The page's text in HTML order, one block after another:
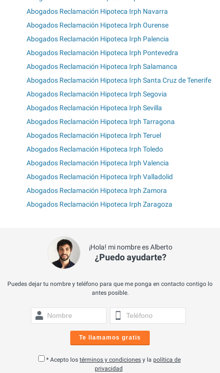
Abogados Reclamación Hipoteca Irph Navarra
Abogados Reclamación Hipoteca Irph Ourense
Abogados Reclamación Hipoteca Irph Palencia
Abogados Reclamación Hipoteca Irph Pontevedra
Abogados Reclamación Hipoteca Irph Salamanca
Abogados Reclamación Hipoteca Irph Santa Cruz de Tenerife
Abogados Reclamación Hipoteca Irph Segovia
Abogados Reclamación Hipoteca Irph Sevilla
Abogados Reclamación Hipoteca Irph Tarragona
Abogados Reclamación Hipoteca Irph Teruel
Abogados Reclamación Hipoteca Irph Toledo
Abogados Reclamación Hipoteca Irph Valencia
Abogados Reclamación Hipoteca Irph Valladolid
Abogados Reclamación Hipoteca Irph Zamora
Abogados Reclamación Hipoteca Irph Zaragoza
¡Hola! mi nombre es Alberto
¿Puedo ayudarte?
Puedes dejar tu nombre y teléfono para que me ponga en contacto contigo lo
antes posible.
Te llamamos gratis
* Acepto los términos y condiciones y la política de
privacidad